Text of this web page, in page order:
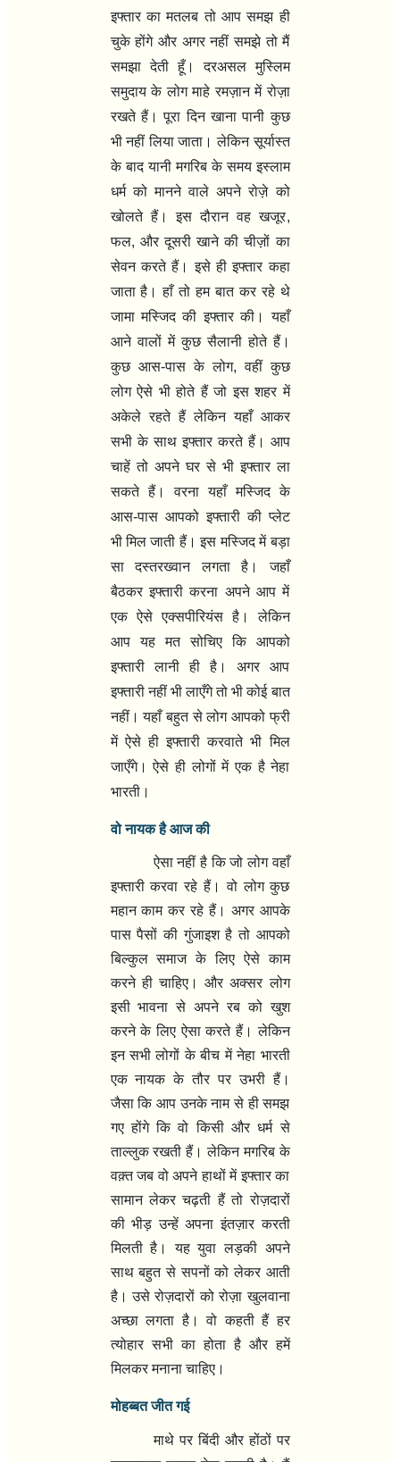
इफ्तार का मतलब तो आप समझ ही
चुके होंगे और अगर नहीं समझे तो मैं
समझा देती हूँ। दरअसल मुस्लिम
समुदाय के लोग माहे रमज़ान में रोज़ा
रखते हैं। पूरा दिन खाना पानी कुछ
भी नहीं लिया जाता। लेकिन सूर्यास्त
के बाद यानी मगरिब के समय इस्लाम
धर्म को मानने वाले अपने रोज़े को
खोलते हैं। इस दौरान वह खजूर,
फल, और दूसरी खाने की चीज़ों का
सेवन करते हैं। इसे ही इफ्तार कहा
जाता है। हाँ तो हम बात कर रहे थे
जामा मस्जिद की इफ्तार की। यहाँ
आने वालों में कुछ सैलानी होते हैं।
कुछ आस-पास के लोग,वहीं कुछ
लोग ऐसे भी होते हैं जो इस शहर में
अकेले रहते हैं लेकिन यहाँ आकर
सभी के साथ इफ्तार करते हैं। आप
चाहें तो अपने घर से भी इफ्तार ला
सकते हैं। वरना यहाँ मस्जिद के
आस-पास आपको इफ्तारी की प्लेट
भी मिल जाती हैं। इस मस्जिद में बड़ा
सा दस्तरख्वान लगता है। जहाँ
बैठकर इफ्तारी करना अपने आप में
एक ऐसे एक्सपीरियंस है। लेकिन
आप यह मत सोचिए कि आपको
इफ्तारी लानी ही है। अगर आप
इफ्तारी नहीं भी लाएँगे तो भी कोई बात
नहीं। यहाँ बहुत से लोग आपको फ्री
में ऐसे ही इफ्तारी करवाते भी मिल
जाएँगे। ऐसे ही लोगों में एक है नेहा
भारती।
वो नायक है आज की
ऐसा नहीं है कि जो लोग वहाँ
इफ्तारी करवा रहे हैं। वो लोग कुछ
महान काम कर रहे हैं। अगर आपके
पास पैसों की गुंजाइश है तो आपको
बिल्कुल समाज के लिए ऐसे काम
करने ही चाहिए। और अक्सर लोग
इसी भावना से अपने रब को खुश
करने के लिए ऐसा करते हैं। लेकिन
इन सभी लोगों के बीच में नेहा भारती
एक नायक के तौर पर उभरी हैं।
जैसा कि आप उनके नाम से ही समझ
गए होंगे कि वो किसी और धर्म से
ताल्लुक रखती हैं। लेकिन मगरिब के
वक़्त जब वो अपने हाथों में इफ्तार का
सामान लेकर चढ़ती हैं तो रोज़दारों
की भीड़ उन्हें अपना इंतज़ार करती
मिलती है। यह युवा लड़की अपने
साथ बहुत से सपनों को लेकर आती
है। उसे रोज़दारों को रोज़ा खुलवाना
अच्छा लगता है। वो कहती हैं हर
त्योहार सभी का होता है और हमें
मिलकर मनाना चाहिए।
मोहब्बत जीत गई
माथे पर बिंदी और होंठों पर